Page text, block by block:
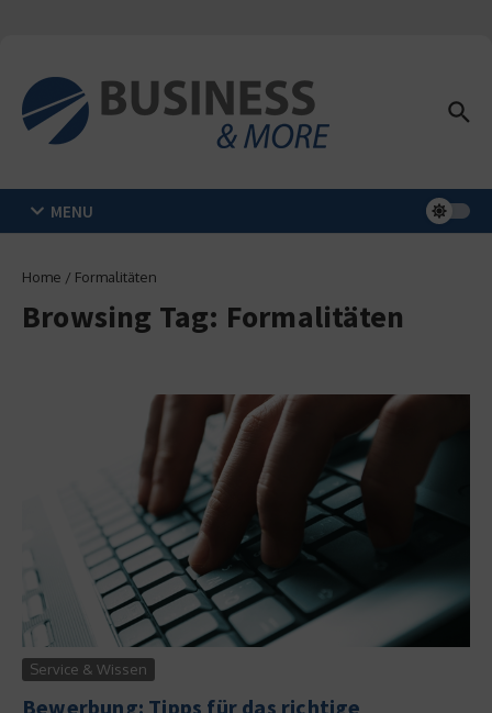
MENU
Home / Formalitäten
Browsing Tag: Formalitäten
Service & Wissen
Bewerbung: Tipps für das richtige